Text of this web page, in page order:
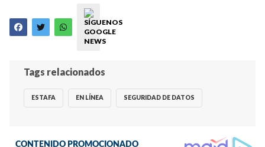
Tags relacionados
ESTAFA EN LÍNEA SEGURIDAD DE DATOS